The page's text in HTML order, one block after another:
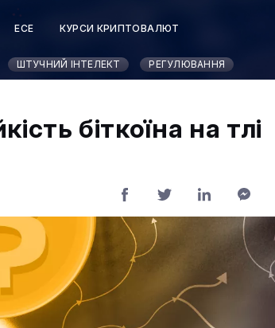
ЕСЕ КУРСИ КРИПТОВАЛЮТ
ШТУЧНИЙ ІНТЕЛЕКТ РЕГУЛЮВАННЯ
біткоїна на тлі